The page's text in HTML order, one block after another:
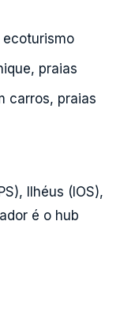
praias
carros, praias
Ilhéus (IOS),
é o hub